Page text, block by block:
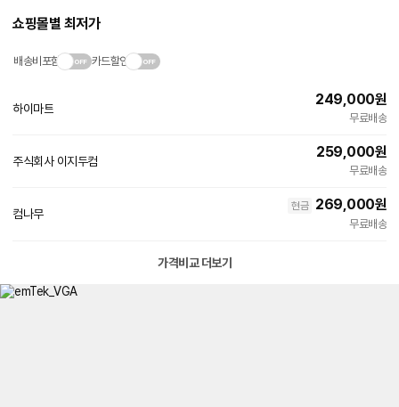
쇼핑몰별 최저가
배송비포함 카드할인
하이마트
249,000원
무료배송
주식회사 이지두컴
259,000원
무료배송
컴나무
현금 269,000원
무료배송
가격비교 더보기